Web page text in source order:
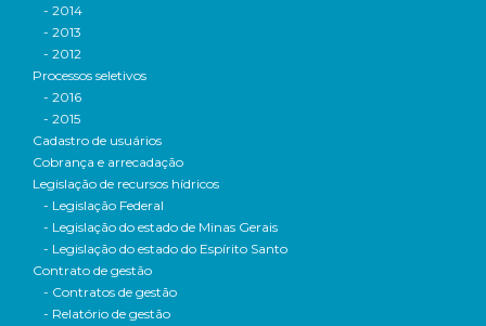
- 2014
- 2013
- 2012
Processos seletivos
- 2016
- 2015
Cadastro de usuários
Cobrança e arrecadação
Legislação de recursos hídricos
- Legislação Federal
- Legislação do estado de Minas Gerais
- Legislação do estado do Espírito Santo
Contrato de gestão
- Contratos de gestão
- Relatório de gestão